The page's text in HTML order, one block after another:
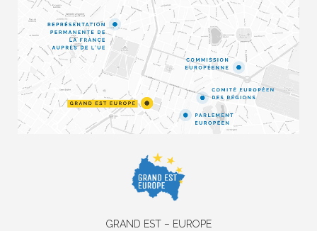
GRAND EST – EUROPE